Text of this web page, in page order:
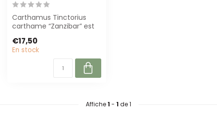
Carthamus Tinctorius
carthame “Zanzibar” est
avec des ...
€17,50
En stock
Affiche1 - 1 de 1